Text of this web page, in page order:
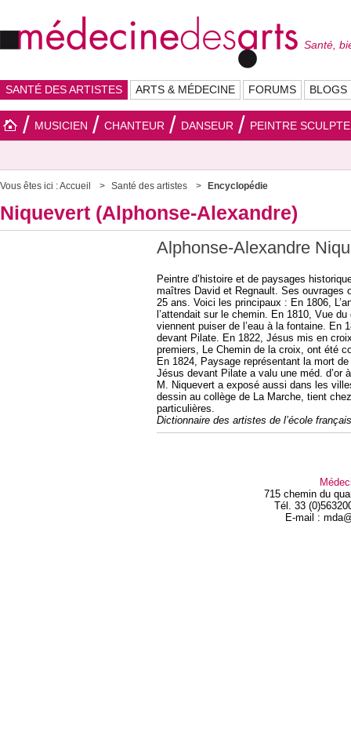
Santé,
SANTÉ DES ARTISTES ARTS & MÉDECINE FORUMS BLOGS
MUSICIEN CHANTEUR DANSEUR PEINTRE
Vous êtes ici :Accueil Santé des artistes Encyclopédie
Niquevert (Alphonse-Alexandre)
Alphonse-Alexandre
Peintre d’histoire et de paysages
maîtres David et Regnault. Ses ouvrages
25 ans. Voici les principaux : En 1806,
l’attendait sur le chemin. En 1810, Vue
viennent puiser de l’eau à la fontaine. En
devant Pilate. En 1822, Jésus mis en
premiers, Le Chemin de la croix, ont été
En 1824, Paysage représentant la mort
Jésus devant Pilate a valu une méd. d’or
M. Niquevert a exposé aussi dans les
dessin au collège de La Marche, tient
particulières.
Dictionnaire des artistes de l’école
715 chemin du
Tél. 33
E-mail :